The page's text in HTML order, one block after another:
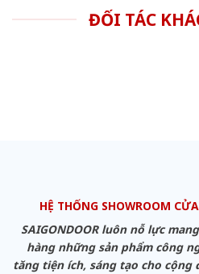
ĐỐI TÁC
HỆ THỐNG SHOWROOM
SAIGONDOOR luôn nỗ lực
hàng những sản phẩm công
tăng tiện ích, sáng tạo cho